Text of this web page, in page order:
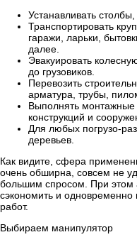
Устанавливать
Транспортировать
гаражи, ларьки,
далее.
Эвакуировать
до грузовиков.
Перевозить
арматура, трубы,
Выполнять монтажные
конструкций и
Для любых погрузо-
деревьев.
Как видите, сфера
очень обширна, совсем не
большим спросом. При этом
сэкономить и
работ.
Выбираем манипулятор